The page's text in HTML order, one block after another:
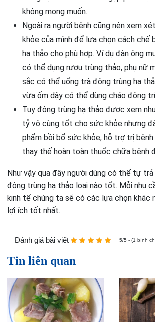
không mong muốn.
Ngoài ra người bệnh cũng nên xem
khỏe của mình để lựa chọn cách chế
hạ thảo cho phù hợp. Ví dụ đàn ông
có thể dụng rượu trùng thảo, phụ nữ
sắc có thể uống trà đông trùng hạ
vừa ốm dậy có thể dùng cháo đông
Tuy đông trùng hạ thảo được xem
tỷ vô cùng tốt cho sức khỏe nhưng
phẩm bồi bổ sức khỏe, hỗ trợ trị
thay thế hoàn toàn thuốc chữa bệnh
Như vậy qua đây người dùng có thể tự trả
đông trùng hạ thảo loại nào tốt. Mỗi nhu
kinh tế chúng ta sẽ có các lựa chọn khác
lợi ích tốt nhất.
Đánh giá bài viết 5/5 - (1 bình
Tin liên quan